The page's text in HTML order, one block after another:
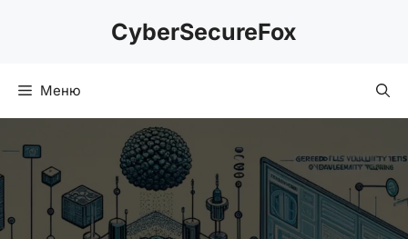
CyberSecureFox
Меню